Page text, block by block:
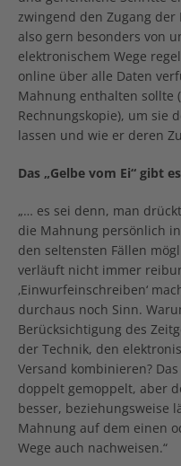
zwingend den Zugang
also gern besonders von
elektronischem Wege
online über alle Daten
Mahnung enthalten sollte
Rechnungskopie), um sie
lassen und wie er deren
Das „Gelbe vom Ei“ gibt
„… es sei denn, man
die Mahnung persönlich
den seltensten Fällen
verläuft nicht immer
‚Einwurfeinschreiben‘
durchaus noch Sinn.
Berücksichtigung des
der Technik, den
Versand kombinieren?
doppelt gemoppelt, aber
besser, beziehungsweise
Mahnung auf dem einen
Wege auch nachweisen.“